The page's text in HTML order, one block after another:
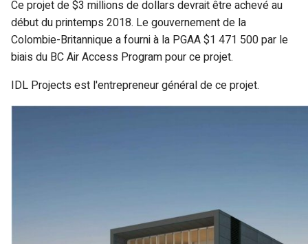
Ce projet de $3 millions de dollars devrait être achevé au
début du printemps 2018. Le gouvernement de la
Colombie-Britannique a fourni à la PGAA $1 471 500 par le
biais du BC Air Access Program pour ce projet.
IDL Projects est l'entrepreneur général de ce projet.